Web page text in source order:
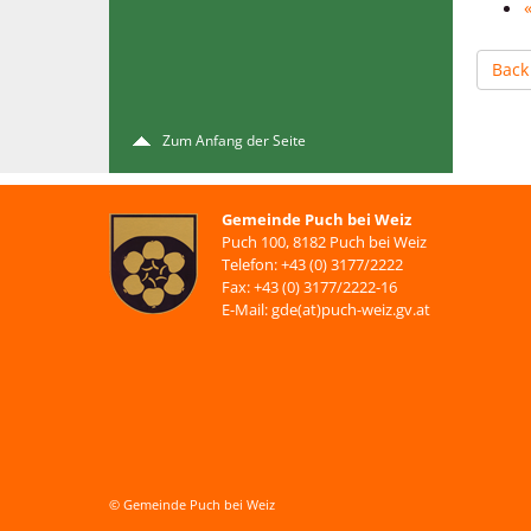
Zum Anfang der Seite
«
Gemeinde Puch bei Weiz
Puch 100, 8182 Puch bei Weiz
Telefon: +43 (0) 3177/2222
Fax: +43 (0) 3177/2222-16
E-Mail: gde(at)puch-weiz.gv.at
© Gemeinde Puch bei Weiz